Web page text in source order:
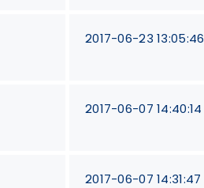
2017-06-23 13:05:46
2017-06-07 14:40:14
2017-06-07 14:31:47